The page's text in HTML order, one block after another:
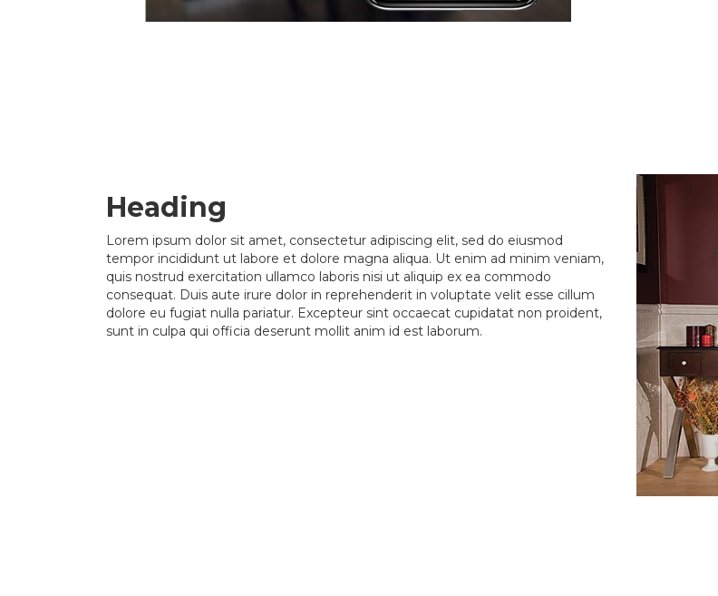
Heading
Lorem ipsum dolor sit amet, consectetur adipiscing elit, sed do eiusmod
tempor incididunt ut labore et dolore magna aliqua. Ut enim ad minim veniam,
quis nostrud exercitation ullamco laboris nisi ut aliquip ex ea commodo
consequat. Duis aute irure dolor in reprehenderit in voluptate velit esse cillum
dolore eu fugiat nulla pariatur. Excepteur sint occaecat cupidatat non proident,
sunt in culpa qui officia deserunt mollit anim id est laborum.